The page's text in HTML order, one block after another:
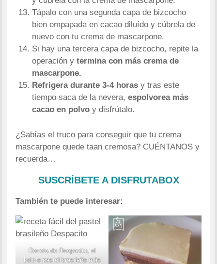
Tápalo con una segunda capa de bizcocho
bien empapada en cacao diluído y cúbrela de
nuevo con tu crema de mascarpone.
Si hay una tercera capa de bizcocho, repite la
operación ytermina con más crema de
mascarpone.
Refrigera durante 3-4 horas y tras este
tiempo saca de la nevera,espolvorea más
cacao en polvoy disfrútalo.
¿Sabías el truco para conseguir que tu crema
mascarpone quede taan cremosa? CUÉNTANOS y
recuerda…
SUSCRÍBETE A DISFRUTABOX
También te puede interesar:
Receta de Despacito, el
bolo o pastel brasileño más